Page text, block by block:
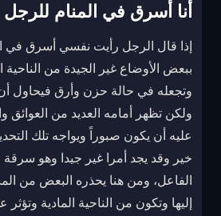
أنا أسرق في المنام للرجل
إذا قال الرجل رأيت نفسي أسرق في
ببعض الأوضاع غير الجيدة من الناحية
وتجعله في حالة حزن وأرق فيحاول
ولكن تظهر أمامه العديد من العوائق
عليه أن يكون صبوراً ويواجه تلك
خير وقد يجد أمرا غير جيدا وهو سرقة
الفاعل، ومن هنا يحذره البعض من
إليها وتكون من الناحية المادية وتؤثر